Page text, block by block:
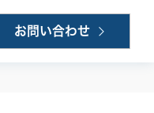
お問い合わせ